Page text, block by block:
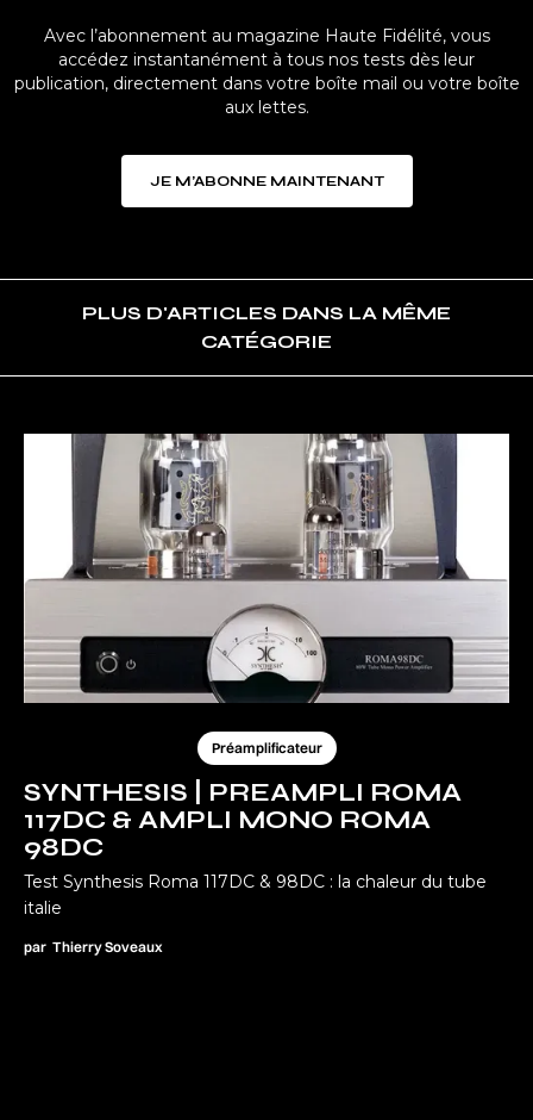
Avec l’abonnement au magazine Haute Fidélité, vous
accédez instantanément à tous nos tests dès leur
publication, directement dans votre boîte mail ou votre boîte
aux lettes.
JE M’ABONNE MAINTENANT
PLUS D'ARTICLES DANS LA MÊME
CATÉGORIE
Préamplificateur
SYNTHESIS | PREAMPLI ROMA
117DC & AMPLI MONO ROMA
98DC
Test Synthesis Roma 117DC & 98DC : la chaleur du tube
italie
par Thierry Soveaux